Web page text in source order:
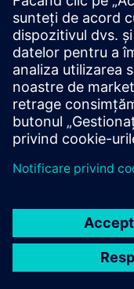
Informații și
Cazuri de succes
Condiții